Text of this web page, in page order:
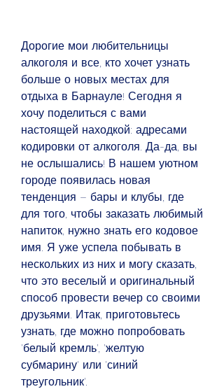
Дорогие мои любительницы
алкоголя и все, кто хочет узнать
больше о новых местах для
отдыха в Барнауле! Сегодня я
хочу поделиться с вами
настоящей находкой: адресами
кодировки от алкоголя. Да-да, вы
не ослышались! В нашем уютном
городе появилась новая
тенденция – бары и клубы, где
для того, чтобы заказать любимый
напиток, нужно знать его кодовое
имя. Я уже успела побывать в
нескольких из них и могу сказать,
что это веселый и оригинальный
способ провести вечер со своими
друзьями. Итак, приготовьтесь
узнать, где можно попробовать
'белый кремль', 'желтую
субмарину' или 'синий
треугольник'.